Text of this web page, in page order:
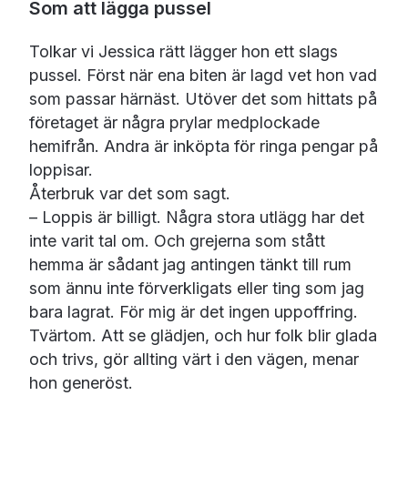
Som att lägga pussel
Tolkar vi Jessica rätt lägger hon ett slags
pussel. Först när ena biten är lagd vet hon vad
som passar härnäst. Utöver det som hittats på
företaget är några prylar medplockade
hemifrån. Andra är inköpta för ringa pengar på
loppisar.
Återbruk var det som sagt.
– Loppis är billigt. Några stora utlägg har det
inte varit tal om. Och grejerna som stått
hemma är sådant jag antingen tänkt till rum
som ännu inte förverkligats eller ting som jag
bara lagrat. För mig är det ingen uppoffring.
Tvärtom. Att se glädjen, och hur folk blir glada
och trivs, gör allting värt i den vägen, menar
hon generöst.